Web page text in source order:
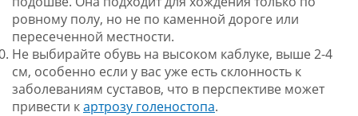
ровному полу, но не по каменной дороге или
пересеченной местности.
Не выбирайте обувь на высоком каблуке, выше 2-4
см, особенно если у вас уже есть склонность к
заболеваниям суставов, что в перспективе может
привести картрозу голеностопа.